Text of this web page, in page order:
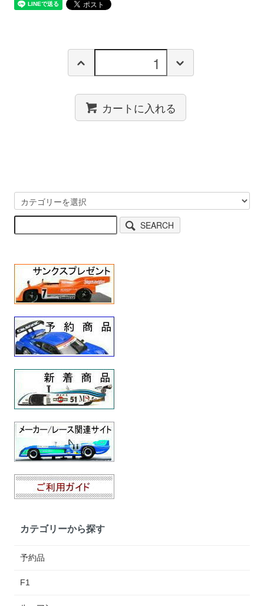
カートに入れる
SEARCH
カテゴリーから探す
予約品
F1